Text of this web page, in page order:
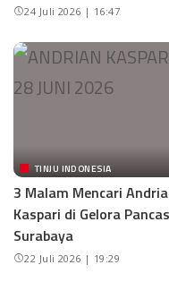
24 Juli 2026 | 16:47
TINJU INDONESIA
3 Malam Mencari
Kaspari di Gelora
Surabaya
22 Juli 2026 | 19:29